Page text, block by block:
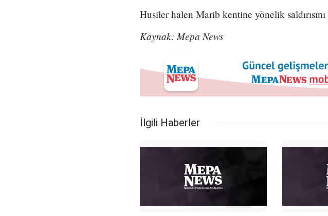
Husiler halen Marib kentine yönelik
Kaynak: Mepa News
İlgili Haberler